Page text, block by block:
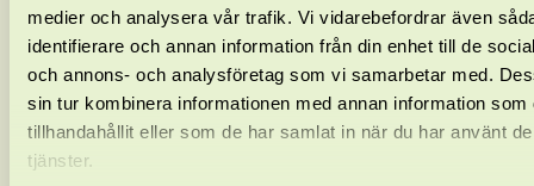
medier och analysera vår trafik. Vi vidarebefordrar även
identifierare och annan information från din enhet till de
och annons- och analysföretag som vi samarbetar med.
sin tur kombinera informationen med annan information som
tillhandahållit eller som de har samlat in när du har använt
tjänster.